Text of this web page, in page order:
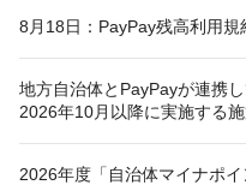
8月18日：PayPay残高利用規
地方自治体とPayPayが連携
2026年10月以降に実施する施
2026年度「自治体マイナポ